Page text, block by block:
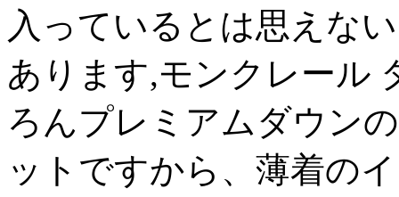
入っているとは思えな
あります,モンクレール
ろんプレミアムダウン
ットですから、薄着の